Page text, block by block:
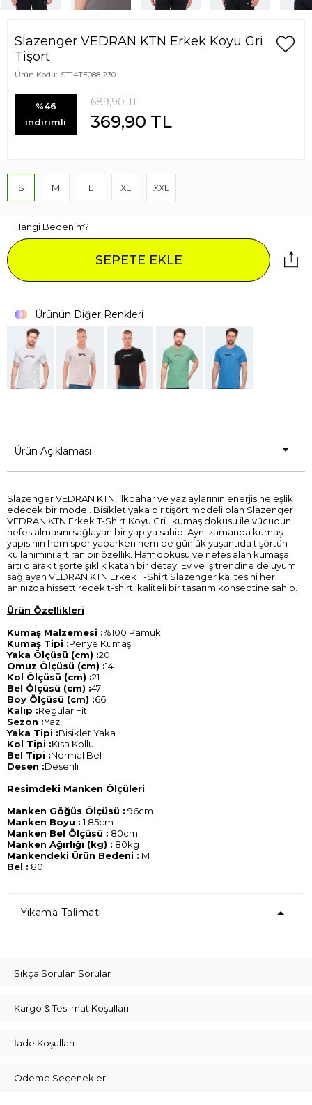
Slazenger VEDRAN KTN Erkek Koyu Gri
Tişört
Ürün Kodu: ST14TE088-230
%46
indirimli
689,90TL
369,90 TL
S M L XL XXL
Hangi Bedenim?
SEPETE EKLE
Ürünün Diğer Renkleri
Ürün Açıklaması
Slazenger VEDRAN KTN, ilkbahar ve yaz aylarının enerjisine eşlik
edecek bir model. Bisiklet yaka bir tişört modeli olan Slazenger
VEDRAN KTN Erkek T-Shirt Koyu Gri , kumaş dokusu ile vücudun
nefes almasını sağlayan bir yapıya sahip. Aynı zamanda kumaş
yapısının hem spor yaparken hem de günlük yaşantıda tişörtün
kullanımını artıran bir özellik. Hafif dokusu ve nefes alan kumaşa
artı olarak tişörte şıklık katan bir detay. Ev ve iş trendine de uyum
sağlayan VEDRAN KTN Erkek T-Shirt Slazenger kalitesini her
anınızda hissettirecek t-shirt, kaliteli bir tasarım konseptine sahip.
Ürün Özellikleri
Kumaş Malzemesi :%100 Pamuk
Kumaş Tipi :Penye Kumaş
Yaka Ölçüsü (cm) :20
Omuz Ölçüsü (cm) :14
Kol Ölçüsü (cm) :21
Bel Ölçüsü (cm) :47
Boy Ölçüsü (cm) :66
Kalıp :Regular Fit
Sezon :Yaz
Yaka Tipi :Bisiklet Yaka
Kol Tipi :Kısa Kollu
Bel Tipi :Normal Bel
Desen :Desenli
Resimdeki Manken Ölçüleri
Manken Göğüs Ölçüsü : 96cm
Manken Boyu :1.85cm
Manken Bel Ölçüsü : 80cm
Manken Ağırlığı (kg) : 80kg
Mankendeki Ürün Bedeni : M
Bel : 80
Yıkama Talimatı
Sıkça Sorulan Sorular
Kargo & Teslimat Koşulları
İade Koşulları
Ödeme Seçenekleri